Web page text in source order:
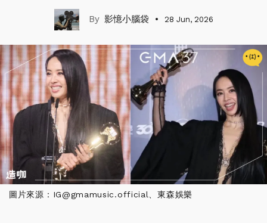
影憶小腦袋 28 Jun, 2026
圖片來源：IG@gmamusic.official、東森娛樂